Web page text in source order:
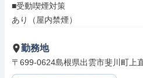
■受動喫煙対策
あり（屋内禁煙）
勤務地
〒699-0624島根県出雲市斐川町上